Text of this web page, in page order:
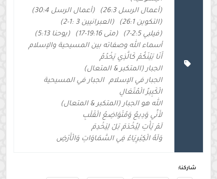
(أعمال الرسل 26:3)
(أعمال الرسل 30:4)
(التكوين 26:1)
(العبرانيين 3 :1-2)
(فيلبي 2:5-7)
(متى 19:16-17)
(يوحنا 5:13)
أسماء الله وصفاته بين المسيحية والإسلام
أَنَا بَيْنَكُمْ كَالَّذِي يَخْدُمُ
الجبار (المتكبر & المتعال)
الجبار في الإسلام
الجبار في المسيحية
الْكَبِيرُ الْمُتَعَالِ
الله هو الجبار (المتكبر & المتعال)
لأَنِّي وَدِيعٌ وَمُتَوَاضِعُ الْقَلْبِ
لَمْ يَأْتِ لِيُخْدَمَ بَلْ لِيَخْدِمَ
وَلَهُ الْكِبْرِيَاءُ فِي السَّمَاوَاتِ وَالْأَرْضِ
شاركنا: